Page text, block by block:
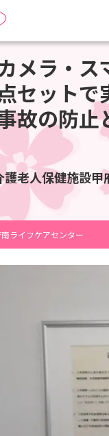
メラ・ス
セットで
故の防止
老人保健施設甲
ライフケアセンター